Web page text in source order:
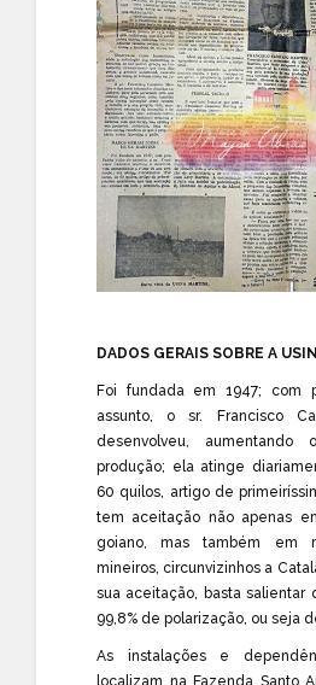
DADOS GERAIS SOBRE A
Foi fundada em 1947; com
assunto, o sr. Francisco
desenvolveu,
produção; ela atinge
60 quilos, artigo de
tem aceitação não apenas
goiano, mas também em
mineiros, circunvizinhos a
sua aceitação, basta salientar
99,8% de polarização, ou seja
As instalações e
localizam na Fazenda Santo